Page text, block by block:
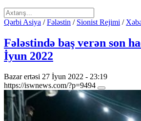
Qərbi Asiya /Fələstin / Sionist Rejimi /
Fələstində baş verən son
İyun 2022
Bazar ertəsi 27 İyun 2022 - 23:19
https://iswnews.com/?p=9494